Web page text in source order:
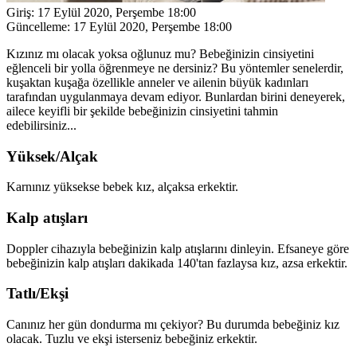
Giriş: 17 Eylül 2020, Perşembe 18:00
Güncelleme: 17 Eylül 2020, Perşembe 18:00
Kızınız mı olacak yoksa oğlunuz mu? Bebeğinizin cinsiyetini
eğlenceli bir yolla öğrenmeye ne dersiniz? Bu yöntemler senelerdir,
kuşaktan kuşağa özellikle anneler ve ailenin büyük kadınları
tarafından uygulanmaya devam ediyor. Bunlardan birini deneyerek,
ailece keyifli bir şekilde bebeğinizin cinsiyetini tahmin
edebilirsiniz...
Yüksek/Alçak
Karnınız yüksekse bebek kız, alçaksa erkektir.
Kalp atışları
Doppler cihazıyla bebeğinizin kalp atışlarını dinleyin. Efsaneye göre
bebeğinizin kalp atışları dakikada 140'tan fazlaysa kız, azsa erkektir.
Tatlı/Ekşi
Canınız her gün dondurma mı çekiyor? Bu durumda bebeğiniz kız
olacak. Tuzlu ve ekşi isterseniz bebeğiniz erkektir.